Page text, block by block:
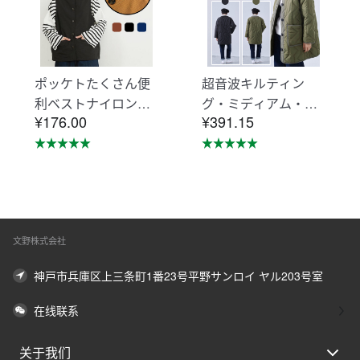
ポッケトたくさん便
利ベストナイロン素
材摩擦に強い KNNV
302
¥176.00
超音波キルティン
グ・ミディアム・ジ
ャケット・エシカル
アウター・コート K
¥391.15
文野株式会社
神戸市兵庫区上三条町1番23号平野サンロイ ヤル203号室
在线联系
关于我们